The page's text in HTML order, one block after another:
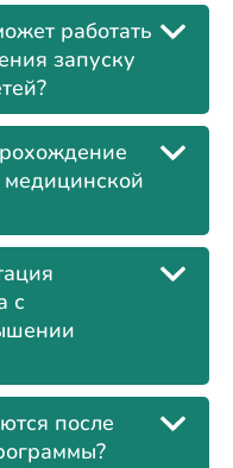
работать
запуску
с
после